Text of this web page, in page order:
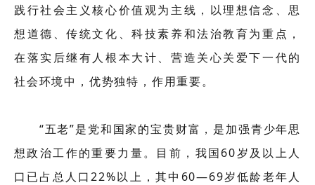
践行社会主义核心价值观为主线，以理想信念、思
想道德、传统文化、科技素养和法治教育为重点，
在落实后继有人根本大计、营造关心关爱下一代的
社会环境中，优势独特，作用重要。
“五老”是党和国家的宝贵财富，是加强青少年思
想政治工作的重要力量。目前，我国60岁及以上人
口已占总人口22%以上，其中60—69岁低龄老年人